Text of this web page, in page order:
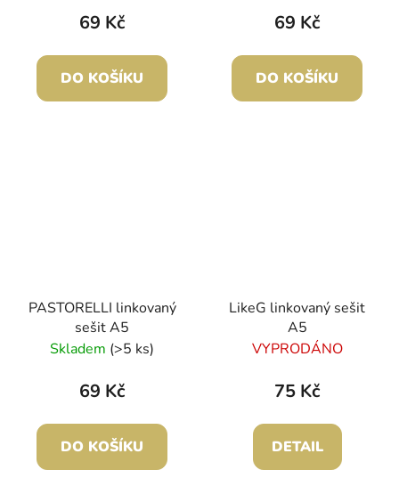
69 Kč
DO KOŠÍKU
69 Kč
DO KOŠÍKU
PASTORELLI linkovaný
sešit A5
Skladem (>5 ks)
69 Kč
DO KOŠÍKU
LikeG linkovaný sešit
A5
VYPRODÁNO
75 Kč
DETAIL